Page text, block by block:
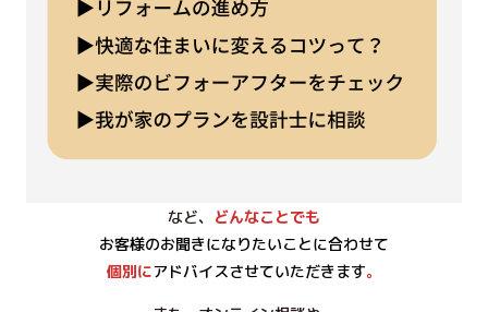
など、 どんなことでも
お客様のお聞きになりたいことに合わせて
個別にアドバイスさせていただきます。